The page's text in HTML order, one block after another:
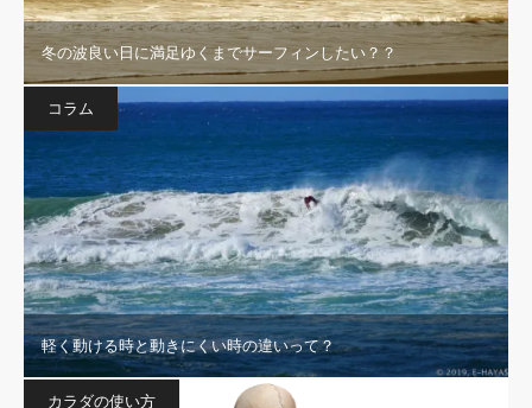
冬の波良い日に満足ゆくまでサーフィンしたい？？
コラム
軽く動ける時と動きにくい時の違いって？
カラダの使い方